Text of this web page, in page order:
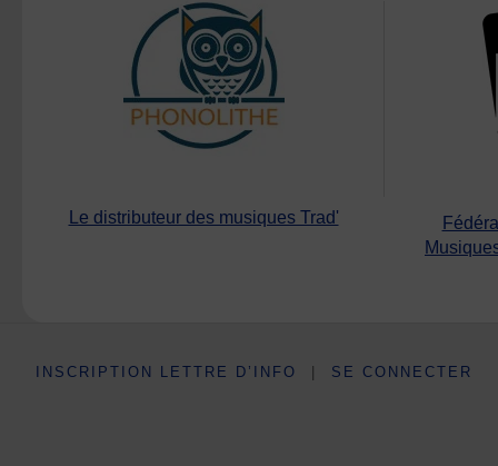
Le distributeur des musiques Trad'
INSCRIPTION LETTRE D’INFO | SE CONNECTER